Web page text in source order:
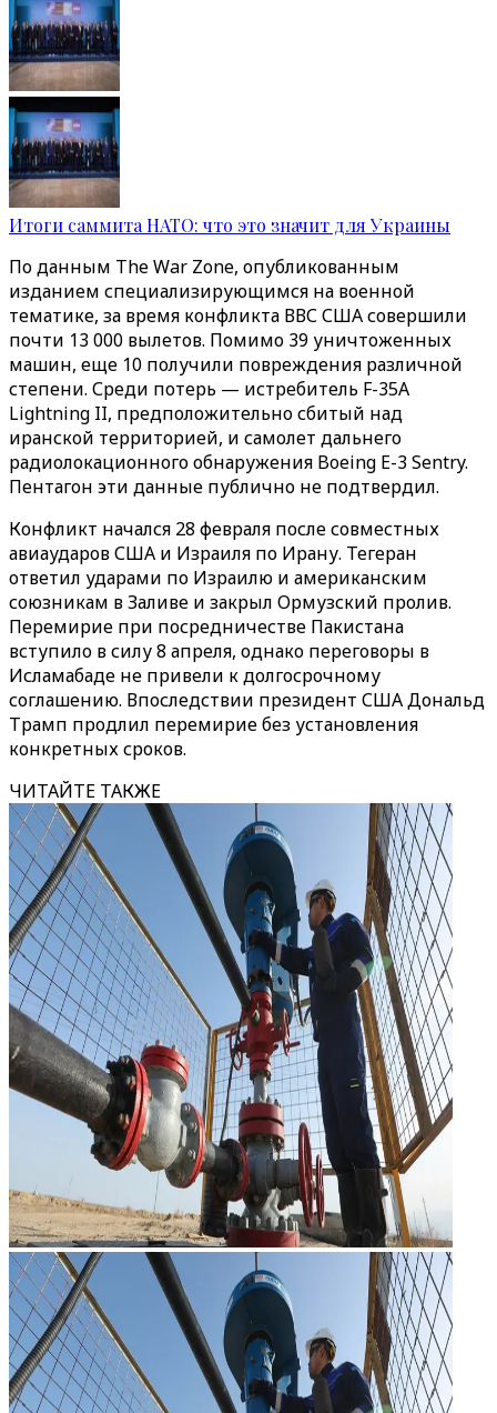
Итоги саммита НАТО: что это значит для Украины
По данным The War Zone, опубликованным
изданием специализирующимся на военной
тематике, за время конфликта ВВС США совершили
почти 13 000 вылетов. Помимо 39 уничтоженных
машин, еще 10 получили повреждения различной
степени. Среди потерь — истребитель F-35A
Lightning II, предположительно сбитый над
иранской территорией, и самолет дальнего
радиолокационного обнаружения Boeing E-3 Sentry.
Пентагон эти данные публично не подтвердил.
Конфликт начался 28 февраля после совместных
авиаударов США и Израиля по Ирану. Тегеран
ответил ударами по Израилю и американским
союзникам в Заливе и закрыл Ормузский пролив.
Перемирие при посредничестве Пакистана
вступило в силу 8 апреля, однако переговоры в
Исламабаде не привели к долгосрочному
соглашению. Впоследствии президент США Дональд
Трамп продлил перемирие без установления
конкретных сроков.
ЧИТАЙТЕ ТАКЖЕ